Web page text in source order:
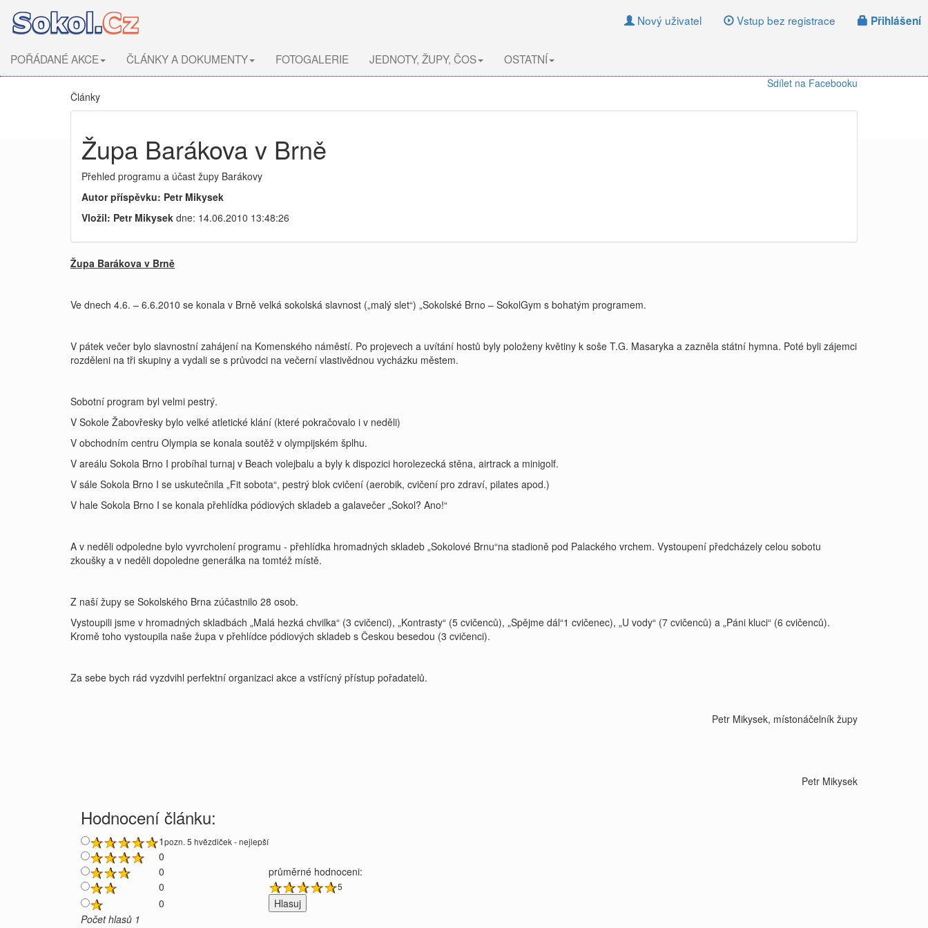
Nový uživatel Vstup bez registrace Přihlášení
POŘÁDANÉ AKCE ČLÁNKY A DOKUMENTY FOTOGALERIE JEDNOTY, ŽUPY, ČOS OSTATNÍ
Sdílet na Facebooku
Články
Župa Barákova v Brně
Přehled programu a účast župy Barákovy
Autor příspěvku: Petr Mikysek
Vložil: Petr Mikysek dne: 14.06.2010 13:48:26
Župa Barákova v Brně
Ve dnech 4.6. – 6.6.2010 se konala v Brně velká sokolská slavnost („malý slet“) „Sokolské Brno – SokolGym s bohatým programem.
V pátek večer bylo slavnostní zahájení na Komenského náměstí. Po projevech a uvítání hostů byly položeny květiny k soše T.G. Masaryka a zazněla státní hymna. Poté byli zájemci
rozděleni na tři skupiny a vydali se s průvodci na večerní vlastivědnou vycházku městem.
Sobotní program byl velmi pestrý.
V Sokole Žabovřesky bylo velké atletické klání (které pokračovalo i v neděli)
V obchodním centru Olympia se konala soutěž v olympijském šplhu.
V areálu Sokola Brno I probíhal turnaj v Beach volejbalu a byly k dispozici horolezecká stěna, airtrack a minigolf.
V sále Sokola Brno I se uskutečnila „Fit sobota“, pestrý blok cvičení (aerobik, cvičení pro zdraví, pilates apod.)
V hale Sokola Brno I se konala přehlídka pódiových skladeb a galavečer „Sokol? Ano!“
A v neděli odpoledne bylo vyvrcholení programu - přehlídka hromadných skladeb „Sokolové Brnu“na stadioně pod Palackého vrchem. Vystoupení předcházely celou sobotu
zkoušky a v neděli dopoledne generálka na tomtéž místě.
Z naší župy se Sokolského Brna zúčastnilo 28 osob.
Vystoupili jsme v hromadných skladbách „Malá hezká chvilka“ (3 cvičenci), „Kontrasty“ (5 cvičenců), „Spějme dál“1 cvičenec), „U vody“ (7 cvičenců) a „Páni kluci“ (6 cvičenců).
Kromě toho vystoupila naše župa v přehlídce pódiových skladeb s Českou besedou (3 cvičenci).
Za sebe bych rád vyzdvihl perfektní organizaci akce a vstřícný přístup pořadatelů.
Petr Mikysek, místonáčelník župy
Petr Mikysek
Hodnocení článku:
1pozn. 5 hvězdiček - nejlepší
0
0
průměrné hodnoceni:
0
5
0
Počet hlasů 1